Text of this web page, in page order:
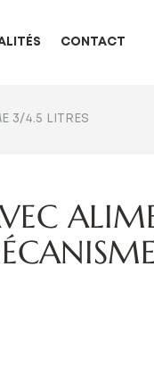
CONTACT
3/4.5 LITRES